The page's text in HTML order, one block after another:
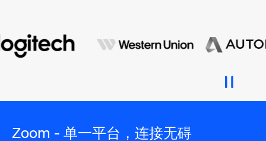
Zoom - 单一平台，连接无碍